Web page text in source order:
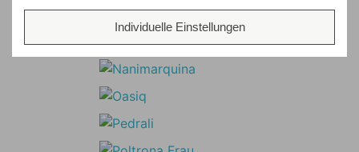
Individuelle Einstellungen